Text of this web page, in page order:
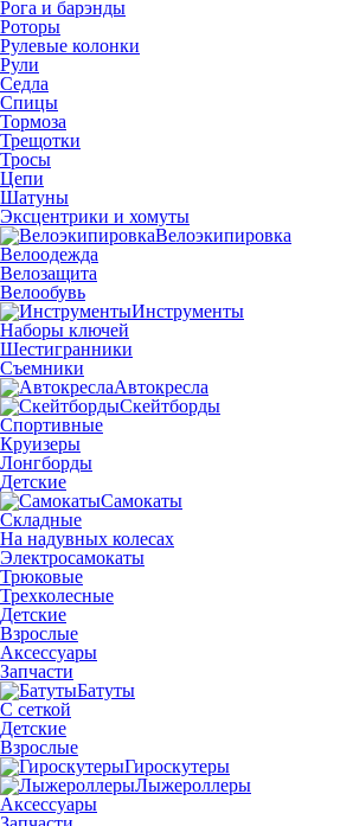
Рога и барэнды
Роторы
Рулевые колонки
Рули
Седла
Спицы
Тормоза
Трещотки
Тросы
Цепи
Шатуны
Эксцентрики и хомуты
Велоэкипировка
Велоодежда
Велозащита
Велообувь
Инструменты
Наборы ключей
Шестигранники
Съемники
Автокресла
Скейтборды
Спортивные
Круизеры
Лонгборды
Детские
Самокаты
Складные
На надувных колесах
Электросамокаты
Трюковые
Трехколесные
Детские
Взрослые
Аксессуары
Запчасти
Батуты
С сеткой
Детские
Взрослые
Гироскутеры
Лыжероллеры
Аксессуары